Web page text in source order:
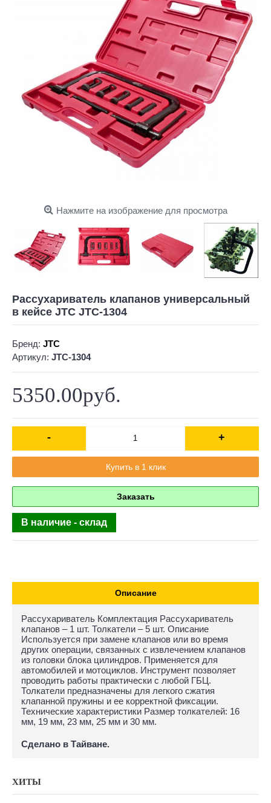
Нажмите на изображение для просмотра
Рассухариватель клапанов универсальный
в кейсе JTC JTC-1304
Бренд: JTC
Артикул: JTC-1304
5350.00руб.
- +
Купить в 1 клик
Заказать
В наличие - склад
Описание
Рассухариватель Комплектация Рассухариватель
клапанов – 1 шт. Толкатели – 5 шт. Описание
Используется при замене клапанов или во время
других операции, связанных с извлечением клапанов
из головки блока цилиндров. Применяется для
автомобилей и мотоциклов. Инструмент позволяет
проводить работы практически с любой ГБЦ.
Толкатели предназначены для легкого сжатия
клапанной пружины и ее корректной фиксации.
Технические характеристики Размер толкателей: 16
мм, 19 мм, 23 мм, 25 мм и 30 мм.
Сделано в Тайване.
ХИТЫ